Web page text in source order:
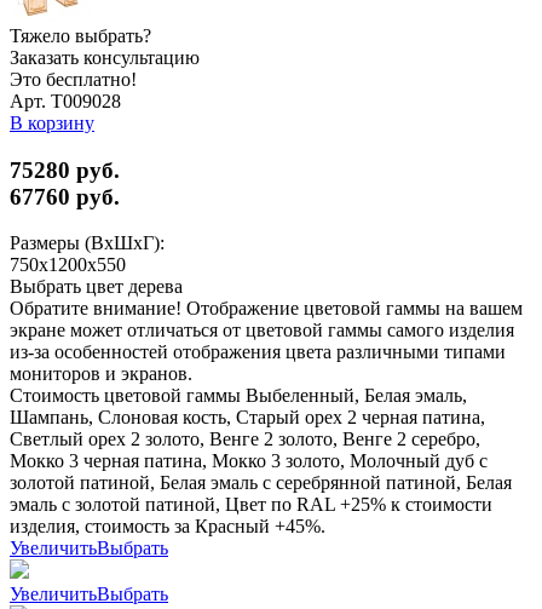
Тяжело выбрать?
Заказать консультацию
Это бесплатно!
Арт. Т009028
В корзину
75280 руб.
67760 руб.
Размеры (ВхШхГ):
750x1200x550
Выбрать цвет дерева
Обратите внимание! Отображение цветовой гаммы на вашем
экране может отличаться от цветовой гаммы самого изделия
из-за особенностей отображения цвета различными типами
мониторов и экранов.
Стоимость цветовой гаммы Выбеленный, Белая эмаль,
Шампань, Слоновая кость, Старый орех 2 черная патина,
Светлый орех 2 золото, Венге 2 золото, Венге 2 серебро,
Мокко 3 черная патина, Мокко 3 золото, Молочный дуб с
золотой патиной, Белая эмаль с серебрянной патиной, Белая
эмаль с золотой патиной, Цвет по RAL +25% к стоимости
изделия, стоимость за Красный +45%.
УвеличитьВыбрать
УвеличитьВыбрать